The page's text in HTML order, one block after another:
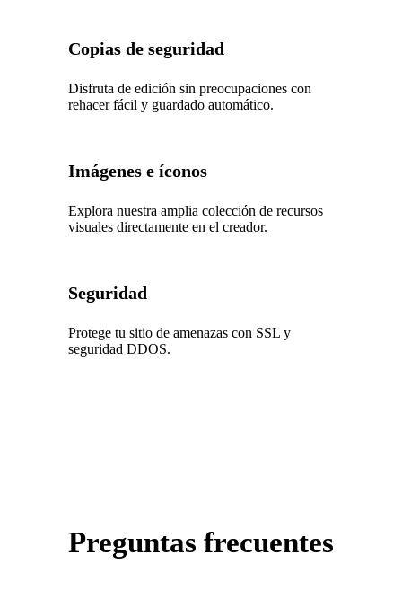
Copias de seguridad
Disfruta de edición sin preocupaciones con
rehacer fácil y guardado automático.
Imágenes e íconos
Explora nuestra amplia colección de recursos
visuales directamente en el creador.
Seguridad
Protege tu sitio de amenazas con SSL y
seguridad DDOS.
Preguntas frecuentes